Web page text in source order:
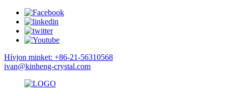
Hívjon minket: +86-21-56310568
ivan@kinheng-crystal.com